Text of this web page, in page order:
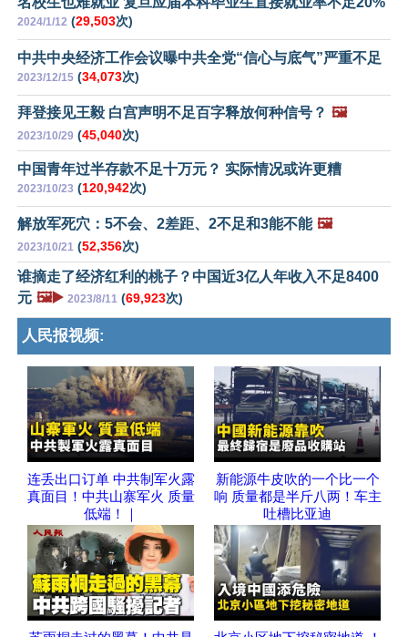
2024/1/12 (29,503次)
中共中央经济工作会议曝中共全党“信心与底气”严重不足
2023/12/15 (34,073次)
拜登接见王毅 白宫声明不足百字释放何种信号？ 🖼️
2023/10/29 (45,040次)
中国青年过半存款不足十万元？ 实际情况或许更糟
2023/10/23 (120,942次)
解放军死穴：5不会、2差距、2不足和3能不能 🖼️
2023/10/21 (52,356次)
谁摘走了经济红利的桃子？中国近3亿人年收入不足8400
元 🖼️▶️ 2023/8/11 (69,923次)
人民报视频:
连丢出口订单 中共制军火露
真面目！中共山寨军火 质量
低端！｜
新能源牛皮吹的一个比一个
响 质量都是半斤八两！车主
吐槽比亚迪